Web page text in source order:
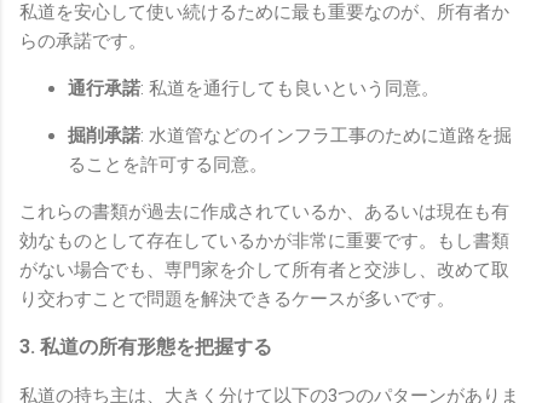
私道を安心して使い続けるために最も重要なのが、所有者か
らの承諾です。
通行承諾: 私道を通行しても良いという同意。
掘削承諾: 水道管などのインフラ工事のために道路を掘
ることを許可する同意。
これらの書類が過去に作成されているか、あるいは現在も有
効なものとして存在しているかが非常に重要です。もし書類
がない場合でも、専門家を介して所有者と交渉し、改めて取
り交わすことで問題を解決できるケースが多いです。
3. 私道の所有形態を把握する
私道の持ち主は、大きく分けて以下の3つのパターンがありま